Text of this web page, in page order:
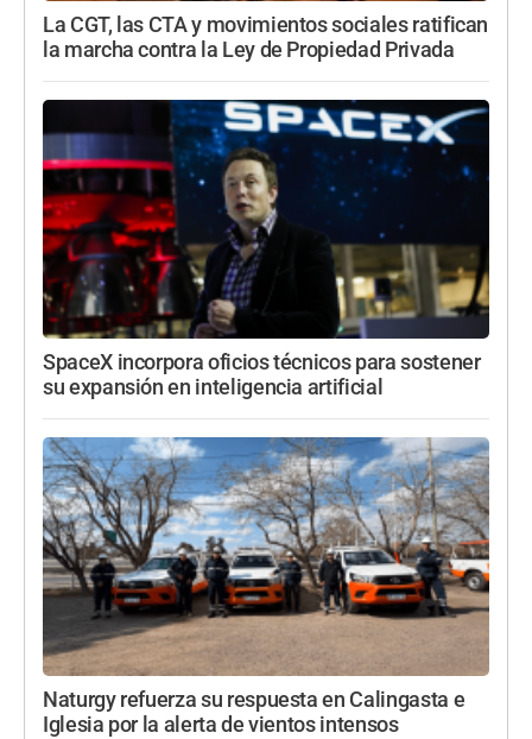
La CGT, las CTA y movimientos sociales ratifican
la marcha contra la Ley de Propiedad Privada
SpaceX incorpora oficios técnicos para sostener
su expansión en inteligencia artificial
Naturgy refuerza su respuesta en Calingasta e
Iglesia por la alerta de vientos intensos